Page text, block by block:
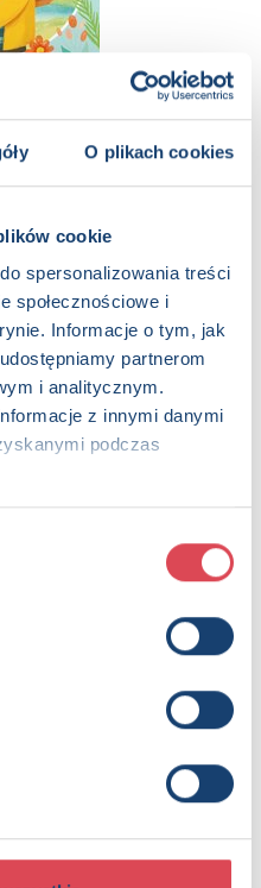
O plikach cookies
cookie
spersonalizowania treści
społecznościowe i
Informacje o tym, jak
partnerom
i analitycznym.
z innymi danymi
podczas
kocham Cię za to!